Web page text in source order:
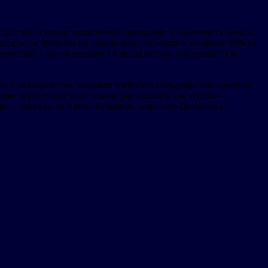
этого нужно подключить овердрафт и принимать оплаты
если обороты по эквайрингу составляют не менее 30% от
счет не позднее 14 числа месяца, следующего за
с эквайрингом, которым требуется овердрафт для срочных
вернутся на счет, можно расходовать как угодно –
– рассказала Ирина Кузьмина, директор Делобанка.